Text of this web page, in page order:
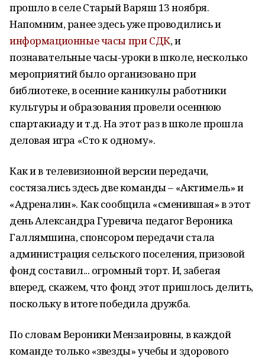
прошло в селе Старый Варяш 13 ноября.
Напомним, ранее здесь уже проводились и
информационные часы при СДК, и
познавательные часы-уроки в школе, несколько
мероприятий было организовано при
библиотеке, в осенние каникулы работники
культуры и образования провели осеннюю
спартакиаду и т.д. На этот раз в школе прошла
деловая игра «Сто к одному».
Как и в телевизионной версии передачи,
состязались здесь две команды – «Актимель» и
«Адреналин». Как сообщила «сменившая» в этот
день Александра Гуревича педагог Вероника
Галлямшина, спонсором передачи стала
администрация сельского поселения, призовой
фонд составил... огромный торт. И, забегая
вперед, скажем, что фонд этот пришлось делить,
поскольку в итоге победила дружба.
По словам Вероники Мензаировны, в каждой
команде только «звезды» учебы и здорового